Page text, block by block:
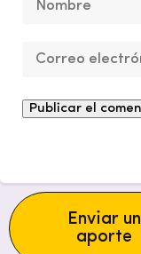
Enviar un
aporte